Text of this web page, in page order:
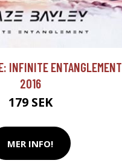
INFINITE ENTANGLEMENT
2016
179 SEK
MER INFO!